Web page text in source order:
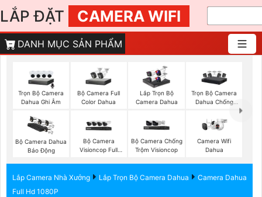
LẮP ĐẶT CAMERA WIFI
DANH MỤC SẢN PHẨM
Trọn Bộ Camera
Dahua Ghi Âm
Bộ Camera Full
Color Dahua
Lắp Trọn Bộ
Camera Dahua
Trọn Bộ Camera
Dahua Chống
Bộ Camera Dahua
Báo Động
Bộ Camera
Visioncop Full
Bộ Camera Chống
Trộm Visioncop
Camera Wifi
Dahua
Lắp Camera Nhà Xưởng Lắp Trọn Bộ Camera Dahua
Camera Dahua
Full Hd 1080P